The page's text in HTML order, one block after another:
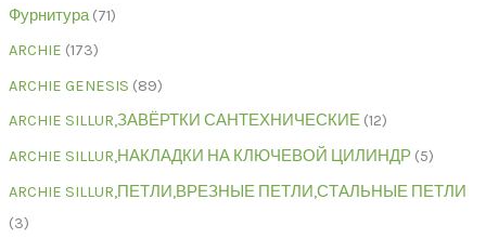
Фурнитура 71
ARCHIE 173
ARCHIE GENESIS 89
ARCHIE SILLUR,ЗАВЁРТКИ САНТЕХНИЧЕСКИЕ 12
ARCHIE SILLUR,НАКЛАДКИ НА КЛЮЧЕВОЙ ЦИЛИНДР 5
ARCHIE SILLUR,ПЕТЛИ,ВРЕЗНЫЕ ПЕТЛИ,СТАЛЬНЫЕ ПЕТЛИ
3